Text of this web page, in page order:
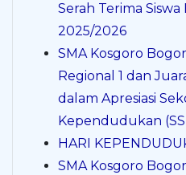
Serah Terima
2025/2026
SMA Kosgoro
Regional 1 dan
dalam Apresiasi
Kependudukan
HARI
SMA Kosgoro